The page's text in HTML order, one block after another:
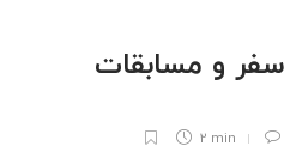
سفر و مسابقات
2 min